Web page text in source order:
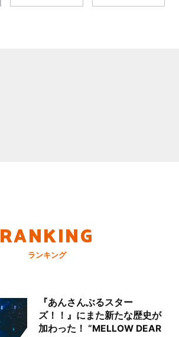
RANKING
ランキング
『あんさんぶるスター
ズ！！』にまた新たな歴史が
加わった！ “MELLOW DEAR